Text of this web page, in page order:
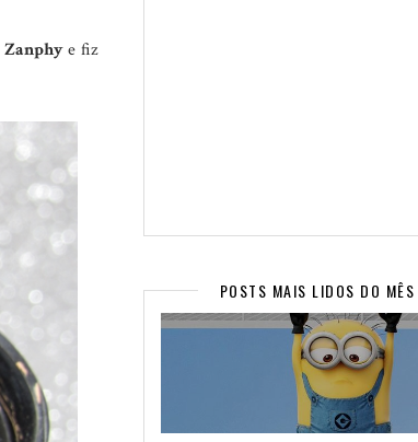
Zanphye fiz
POSTS MAIS LIDOS DO MÊS
WALLPAPERS SUPER FOFOS PARA
SEU CELULAR! (PARTE 2)